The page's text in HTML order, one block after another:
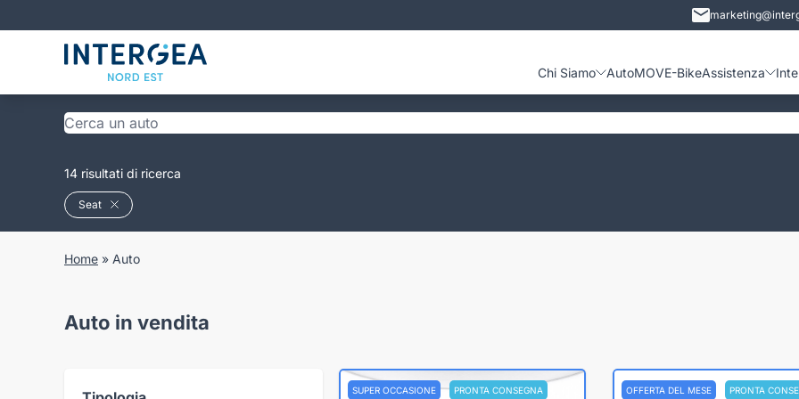
Chi Siamo AutoMOVE-BikeAssistenza
14 risultati di ricerca
Seat
Home » Auto
Auto in vendita
SUPER OCCASIONE PRONTA CONSEGNA OFFERTA DEL MESE PRONTA